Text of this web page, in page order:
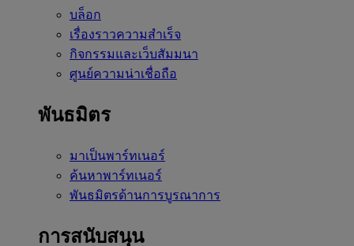
บล็อก
เรื่องราวความสำเร็จ
กิจกรรมและเว็บสัมมนา
ศูนย์ความน่าเชื่อถือ
พันธมิตร
มาเป็นพาร์ทเนอร์
ค้นหาพาร์ทเนอร์
พันธมิตรด้านการบูรณาการ
การสนับสนุน